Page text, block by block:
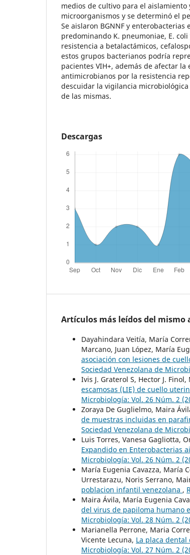
medios de cultivo para el
microorganismos y se determinó el
Se aislaron BGNNF y enterobacterias
predominando K. pneumoniae, E.
resistencia a betalactámicos,
estos grupos bacterianos podría
pacientes VIH+, además de afectar
antimicrobianos por la resistencia
descuidar la vigilancia
de las mismas.
Descargas
Artículos más leídos del mismo
Dayahindara Veitía, María
Marcano, Juan López, María
asociación con lesiones de
Sociedad Venezolana de
Ivis J. Graterol S, Hector J.
escamosas (LIE) de cuello
Microbiología: Vol. 26 Núm. 2
Zoraya De Guglielmo, Maira
de muestras incluidas en
Sociedad Venezolana de
Luis Torres, Vanesa Gagliotta,
Expandido en Enterobacterias
Microbiología: Vol. 26 Núm. 2
María Eugenia Cavazza, María
Urrestarazu, Noris Serrano,
poblacion infantil venezolana ,
Maira Ávila, María Eugenia
del virus de papiloma humano
Microbiología: Vol. 28 Núm. 2
Marianella Perrone, Maria
Vicente Lecuna, La placa
Microbiología: Vol. 27 Núm. 2